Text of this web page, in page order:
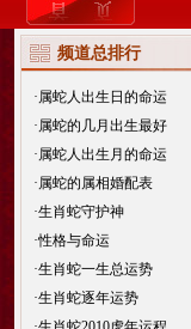
频道总排行
·属蛇人出生日的命运
·属蛇的几月出生最好
·属蛇人出生月的命运
·属蛇的属相婚配表
·生肖蛇守护神
·性格与命运
·生肖蛇一生总运势
·生肖蛇逐年运势